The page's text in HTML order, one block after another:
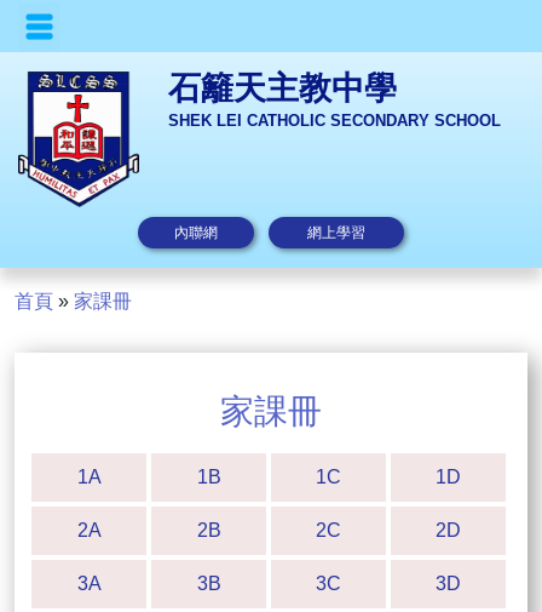
石籬天主教中學
SHEK LEI CATHOLIC SECONDARY SCHOOL
內聯網 網上學習
首頁 » 家課冊
家課冊
1A 1B 1C 1D
2A 2B 2C 2D
3A 3B 3C 3D